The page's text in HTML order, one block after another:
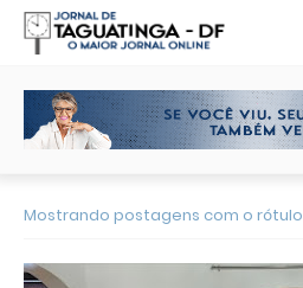
Mostrando postagens com o rótulo